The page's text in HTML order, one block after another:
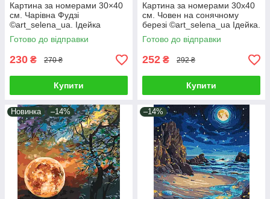
Картина за номерами 30×40
см. Чарівна Фудзі
©art_selena_ua. Ідейка
КНО2900
Готово до відправки
230 ₴ 270 ₴
Купити
Картина за номерами 30х40
см. Човен на сонячному
березі ©art_selena_ua Ідейка.
KHO6466
Готово до відправки
252 ₴ 292 ₴
Купити
Новинка –14% –14%